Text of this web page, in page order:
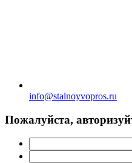
info@stalnoyvopros.ru
Пожалуйста,